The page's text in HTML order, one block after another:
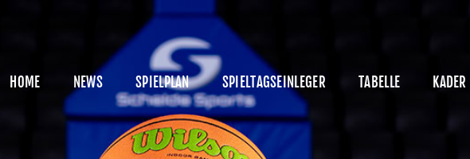
HOME NEWS SPIELPLAN SPIELTAGSEINLEGER TABELLE KADER
SPIELPLAN
SPIELTAGSEINLEGER